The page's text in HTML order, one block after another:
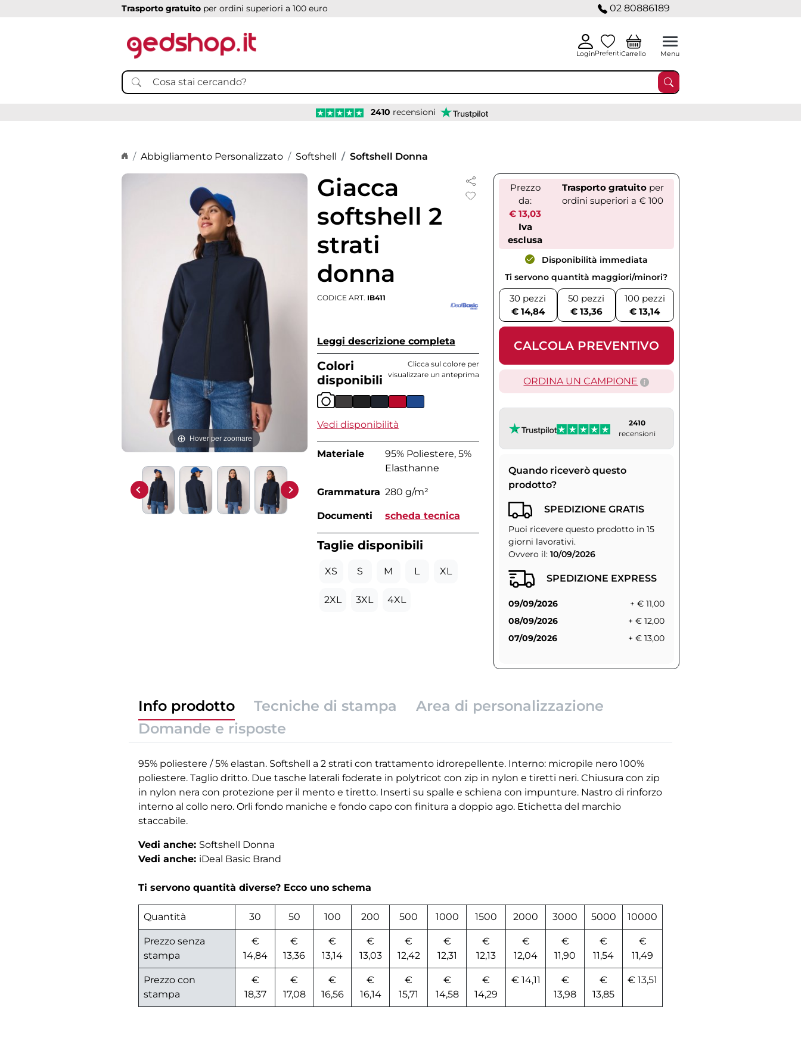
Trasporto gratuito per ordini superiori a 100 euro 02 80886189
LoginPreferitiCarrello Menu
2410 recensioni
Home page
Abbigliamento Personalizzato Softshell Softshell Donna
Hover per zoomare
Giacca
softshell 2
strati
donna
CODICE ART. IB411
Leggi descrizione completa
Colori
disponibili
Clicca sul colore per
visualizzare un anteprima
Vedi disponibilità
Materiale
95% Poliestere, 5%
Elasthanne
Grammatura 280 g/m²
Documenti scheda tecnica
Taglie disponibili
XS S M L XL
2XL 3XL 4XL
Prezzo
da:
€ 13,03
Iva
esclusa
Trasporto gratuitoper
ordini superiori a € 100
Disponibilità immediata
Ti servono quantità maggiori/minori?
30 pezzi
€ 14,84
50 pezzi
€ 13,36
100 pezzi
€ 13,14
CALCOLA PREVENTIVO
ORDINA UN CAMPIONE
2410
recensioni
Quando riceverò questo
prodotto?
SPEDIZIONE GRATIS
Puoi ricevere questo prodotto in 15
giorni lavorativi.
Ovvero il: 10/09/2026
SPEDIZIONE EXPRESS
09/09/2026
+ € 11,00
08/09/2026
+ € 12,00
07/09/2026
+ € 13,00
Info prodotto Tecniche di stampa
Area di personalizzazione
Domande e risposte
95% poliestere / 5% elastan. Softshell a 2 strati con trattamento idrorepellente. Interno: micropile nero 100%
poliestere. Taglio dritto. Due tasche laterali foderate in polytricot con zip in nylon e tiretti neri. Chiusura con zip
in nylon nera con protezione per il mento e tiretto. Inserti su spalle e schiena con impunture. Nastro di rinforzo
interno al collo nero. Orli fondo maniche e fondo capo con finitura a doppio ago. Etichetta del marchio
staccabile.
Vedi anche: Softshell Donna
Vedi anche: iDeal Basic Brand
Ti servono quantità diverse? Ecco uno schema
Quantità 30 50 100 200 500 1000 1500 2000 3000 5000 10000
Prezzo senza
stampa
€
14,84
€
13,36
€
13,14
€
13,03
€
12,42
€
12,31
€
12,13
€
12,04
€
11,90
€
11,54
€
11,49
Prezzo con
stampa
€
18,37
€
17,08
€
16,56
€
16,14
€
15,71
€
14,58
€
14,29
€ 14,11
€
13,98
€
13,85
€ 13,51